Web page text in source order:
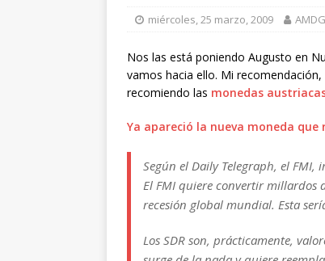
miércoles, 25 marzo, 2009 AMDG
Nos las está poniendo Augusto en
vamos hacia ello. Mi
recomiendo las monedas
Ya apareció la nueva moneda
Según el Daily Telegraph, el
El FMI quiere convertir millardos
recesión global mundial. Esta
Los SDR son, prácticamente,